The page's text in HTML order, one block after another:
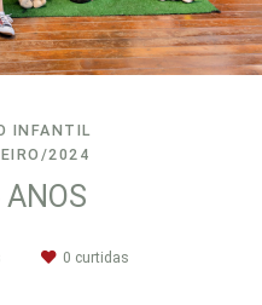
INFANTIL
2024
0 curtidas